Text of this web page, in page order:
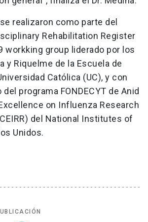
realizaron como parte del
Rehabilitation Register
workking group liderado por los
y Riquelme de la Escuela de
Católica (UC), y con
programa FONDECYT de Anid
on Influenza Research
del National Institutes of
Unidos.